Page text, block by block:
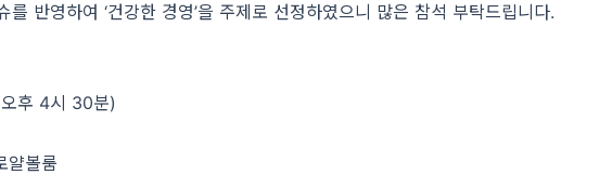
반영하여 ‘건강한 경영’을 주제로 선정하였으니 많은 참석 부탁드립니다.
후 4시 30분)
얄볼룸